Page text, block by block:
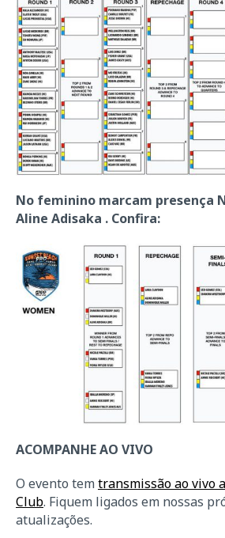
No feminino marcam presença
Aline Adisaka . Confira:
ACOMPANHE AO VIVO
O evento temtransmissão ao vivo
Club. Fiquem ligados em nossas
atualizações.